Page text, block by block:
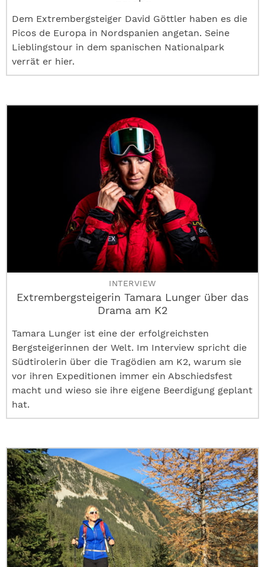
Dem Extrembergsteiger David Göttler haben es die
Picos de Europa in Nordspanien angetan. Seine
Lieblingstour in dem spanischen Nationalpark
verrät er hier.
INTERVIEW
Extrembergsteigerin Tamara Lunger über das
Drama am K2
Tamara Lunger ist eine der erfolgreichsten
Bergsteigerinnen der Welt. Im Interview spricht die
Südtirolerin über die Tragödien am K2, warum sie
vor ihren Expeditionen immer ein Abschiedsfest
macht und wieso sie ihre eigene Beerdigung geplant
hat.